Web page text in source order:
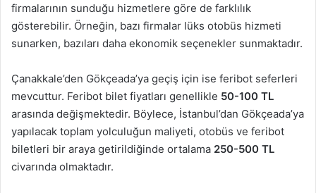
firmalarının sunduğu hizmetlere göre de farklılık
gösterebilir. Örneğin, bazı firmalar lüks otobüs hizmeti
sunarken, bazıları daha ekonomik seçenekler sunmaktadır.
Çanakkale’den Gökçeada’ya geçiş için ise feribot seferleri
mevcuttur. Feribot bilet fiyatları genellikle 50-100 TL
arasında değişmektedir. Böylece, İstanbul’dan Gökçeada’ya
yapılacak toplam yolculuğun maliyeti, otobüs ve feribot
biletleri bir araya getirildiğinde ortalama 250-500 TL
civarında olmaktadır.